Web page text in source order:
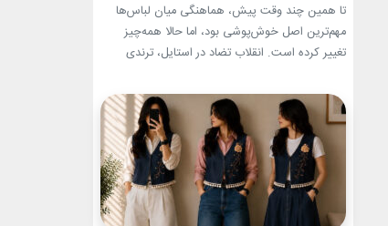
تا همین چند وقت پیش، هماهنگی میان لباس‌ها
مهم‌ترین اصل خوش‌پوشی بود، اما حالا همه‌چیز
تغییر کرده است. انقلاب تضاد در استایل، ترندی
و بسیاری از رسانه‌های معتبر مد از آن به‌عنوان یکی از
مهم‌ترین نوآوری‌های دنیای فشن یاد می‌کنند. این
رویکرد، قرار نیست فقط یک...